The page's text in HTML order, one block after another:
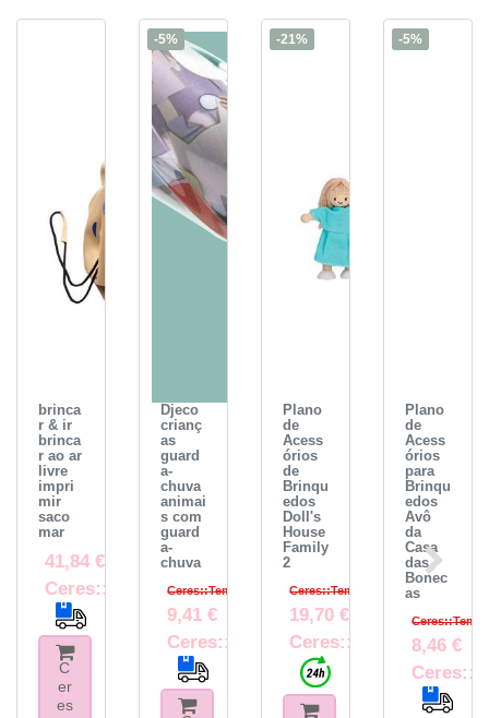
brinca
r & ir
brinca
r ao ar
livre
impri
mir
saco
mar
41,84 €
Ceres::Template.itemFootnote
C
er
es
-5%
Djeco
crianç
as
guard
a-
chuva
animai
s com
guard
a-
chuva
Ceres::Template.crossPriceRRP
9,41 €
Ceres::Template.itemFootnote
-21%
Plano
de
Acess
órios
de
Brinqu
edos
Doll's
House
Family
2
Ceres::Template.crossPriceRRP
19,70 €
-5%
Plano
de
Acess
órios
para
Brinqu
edos
Avô
da
Casa
das
Bonec
as
8,46 €